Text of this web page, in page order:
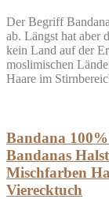
Der Begriff
ab. Längst hat aber
kein Land auf der
moslimischen
Haare im
Bandana
Bandanas
Mischfarben
Vierecktuch